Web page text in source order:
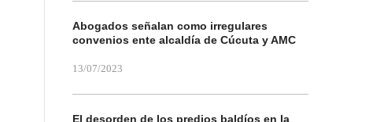
Abogados señalan como irregulares
convenios ente alcaldía de Cúcuta y AMC
13/07/2023
El desorden de los predios baldíos en la